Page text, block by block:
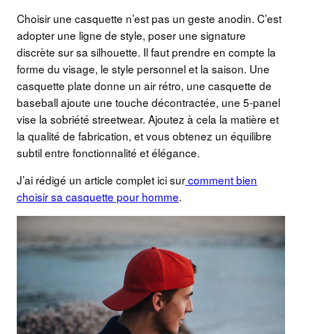
Choisir une casquette n’est pas un geste anodin. C’est
adopter une ligne de style, poser une signature
discrète sur sa silhouette. Il faut prendre en compte la
forme du visage, le style personnel et la saison. Une
casquette plate donne un air rétro, une casquette de
baseball ajoute une touche décontractée, une 5-panel
vise la sobriété streetwear. Ajoutez à cela la matière et
la qualité de fabrication, et vous obtenez un équilibre
subtil entre fonctionnalité et élégance.
J’ai rédigé un article complet ici surcomment bien
choisir sa casquette pour homme.